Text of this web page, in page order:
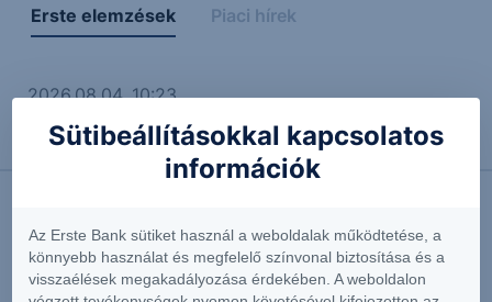
Erste elemzések Piaci hírek
2026.08.04. 10:23
Az AI-boom robbanásszerű növekedést hozott a
Palantirnak
További Erste elemzések
Sütibeállításokkal kapcsolatos
információk
Az Erste Bank sütiket használ a weboldalak működtetése, a
könnyebb használat és megfelelő színvonal biztosítása és a
visszaélések megakadályozása érdekében. A weboldalon